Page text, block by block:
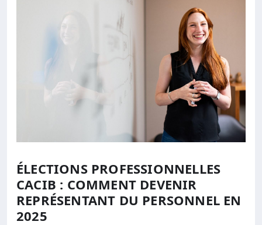
ÉLECTIONS PROFESSIONNELLES
CACIB : COMMENT DEVENIR
REPRÉSENTANT DU PERSONNEL EN
2025